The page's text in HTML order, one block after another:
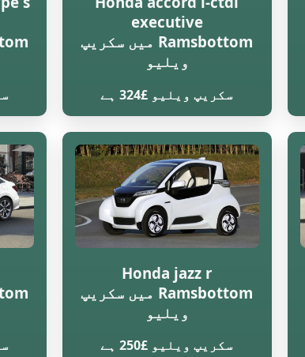
executive
Ramsbottom میں سکریپ
ویلیو
سکریپ ویلیو £324 ہے
Honda jazz r
Ramsbottom میں سکریپ
ویلیو
سکریپ ویلیو £250 ہے